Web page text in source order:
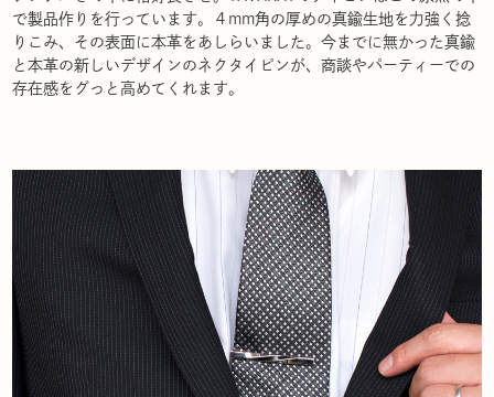
で製品作りを行っています。４mm角の厚めの真鍮生地を力強く捻
りこみ、その表面に本革をあしらいました。今までに無かった真鍮
と本革の新しいデザインのネクタイピンが、商談やパーティーでの
存在感をグっと高めてくれます。